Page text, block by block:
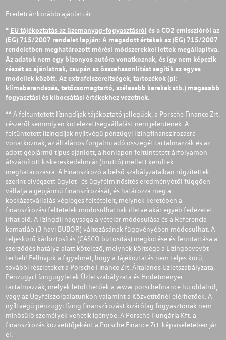
Eredeti ár:korábbi ajánlati ár
* EU tájékoztatás az üzemanyag-fogyasztásról és a CO2 emisszióról az
(EG) 715/2007 rendelet lapján: A megadott értékek az (EG) 715/2007
rendeletben meghatározott mérési módszerekkel lettek megállapítva.
Az adatok nem egy bizonyos autóra vonatkoznak, és így nem képezik
részét az ajánlatnak, csupán az összehasonlítást segítik az egyes
modellek között. Az extrafelszereltségek, tartozékok (pl:
klímaberendezés, tetőcsomagtartó, szélesebb kerekek stb.) magasabb
fogyasztási és kibocsátási értékekhez vezetnek.
** A feltüntetett lízingdíjak tájékoztató jellegűek, a Porsche Finance Zrt.
részéről semmilyen kötelezettségvállalást nem jelentenek. A
feltüntetett lízingdíjak nyíltvégű pénzügyi lízingfinanszírozásra
vonatkoznak, az általános forgalmi adó összegét tartalmazzák és az
adott gépjármű típus ajánlott, a honlapon feltüntetett árfolyamon
átszámított kiskereskedelmi ár (bruttó) mellett kerültek
meghatározásra. A Finanszírozó a belső szabályzataiban rögzítettek
szerint elvégzett ügylet- és ügyfélminősítés eredményétől függően
vállalja a gépjármű finanszírozását, és határozza meg a
kockázatvállalás végleges feltételeit, melynek keretében a
finanszírozási feltételek módosulhatnak illetve akár egyéb fedezetet
írhat elő. A lízingdíj nagysága a vételár módosulása és a Referencia
kamatláb (3 havi BUBOR) változásának függvényében módosulhat. A
teljeskörű kárbiztosítás (CASCO biztosítás) megkötése és fenntartása a
szerződés hatálya alatt kötelező, melynek költsége a Lízingbevevőt
terheli! Felhívjuk a figyelmét, hogy a tájékoztatás nem teljes körű,
további részleteket a Porsche Finance Zrt. Általános Üzletszabályzata,
Pénzügyi Lízingügyletek Üzletszabályzata és Hirdetményei
tartalmazzák, melyek letölthetőek a www.porschefinance.hu oldalról,
vagy az Ügyfélszolgálatunkon valamint a Közvetítőnél elérhetőek. A
nyíltvégű pénzügyi lízing finanszírozást kizárólag fogyasztónak nem
minősülő személyek vehetik igénybe. A Porsche Hungária Kft. a
finanszírozás közvetítőjeként a Porsche Finance Zrt. képviseletében jár
el.